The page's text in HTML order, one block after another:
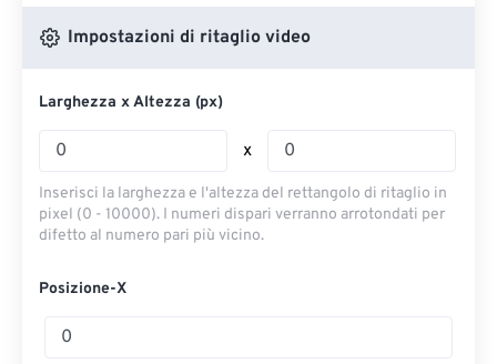
Impostazioni di ritaglio video
Larghezza x Altezza (px)
x
Inserisci la larghezza e l'altezza del rettangolo di ritaglio in
pixel (0 - 10000). I numeri dispari verranno arrotondati per
difetto al numero pari più vicino.
Posizione-X